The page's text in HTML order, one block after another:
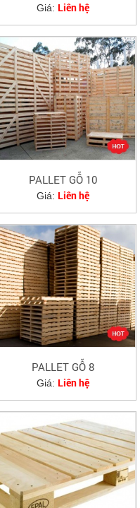
Giá: Liên hệ
PALLET GỖ 10
Giá: Liên hệ
PALLET GỖ 8
Giá: Liên hệ